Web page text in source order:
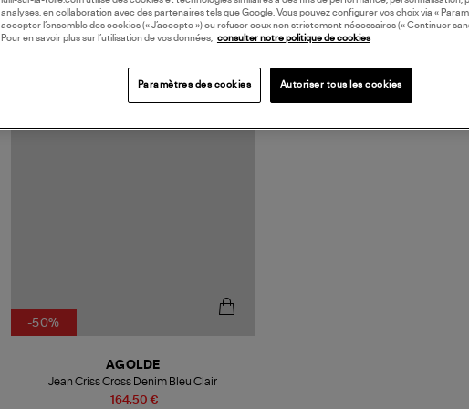
-50%
164,50 €
AGOLDE
Jean Criss Cross Denim Bleu Clair
analyses, en collaboration avec des partenaires tels que Google. Vous pouvez configurer vos choix via «
accepter l’ensemble des cookies (« J’accepte ») ou refuser ceux non strictement nécessaires (« Continuer
Pour en savoir plus sur l’utilisation de vos données, consulter notre politique de cookies
Paramètres des cookies Autoriser tous les cookies